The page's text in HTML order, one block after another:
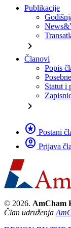
Publikacije
chevron_right
Članovi
Popis
Statut i
chevron_right
stars Postani
account_circle Prijava
© 2026. AmCham
Član udruženja